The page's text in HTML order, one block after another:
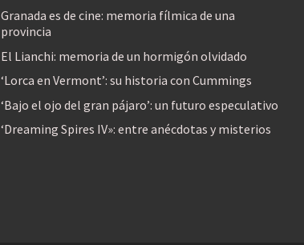
Granada es de cine: memoria fílmica de una
provincia
El Lianchi: memoria de un hormigón olvidado
‘Lorca en Vermont’: su historia con Cummings
‘Bajo el ojo del gran pájaro’: un futuro especulativo
‘Dreaming Spires IV»: entre anécdotas y misterios